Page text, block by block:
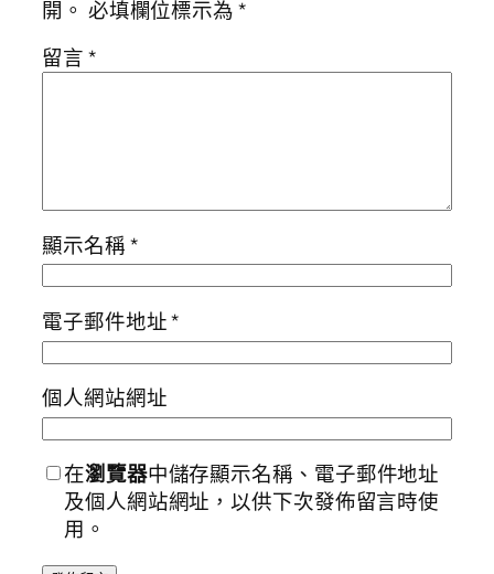
開。 必填欄位標示為*
留言*
顯示名稱*
電子郵件地址*
個人網站網址
在瀏覽器中儲存顯示名稱、電子郵件地址
及個人網站網址，以供下次發佈留言時使
用。